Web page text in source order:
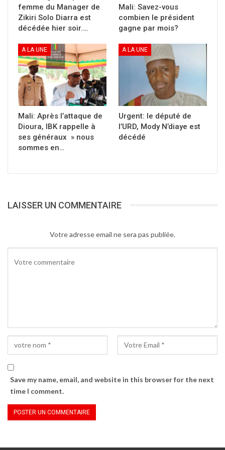
Aucun message de chef d’Etat africain, aucun
déplacement de président ou d’officiel depuis
samedi.
On dit que l’exemple vaut mieux que la leçon
car il est difficile à donner. Que nous,
Africains, soyons désormais les premiers à
faire la preuve que la solidarité africaine n’est
pas un mythe !
Abdelaziz Mounde
imprimer(ouvre
dans
femme du Manager de
Zikiri Solo Diarra est
décédée hier soir.…
Mali: Savez-vous
combien le président
gagne par mois?
A LA UNE
Mali: Après l’attaque de
Dioura, IBK rappelle à
ses généraux » nous
sommes en…
A LA UNE
Urgent: le député de
l’URD, Mody N’diaye est
décédé
LAISSER UN COMMENTAIRE
Votre adresse email ne sera pas publiée.
Save my name, email, and website in this browser for the next
time I comment.